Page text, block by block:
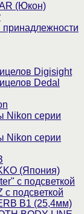
(Юкон)
Digisight
Dedal
Nikon серии
Nikon серии
(Япония)
с подсветкой
подсветкой
B1 (25,4мм)